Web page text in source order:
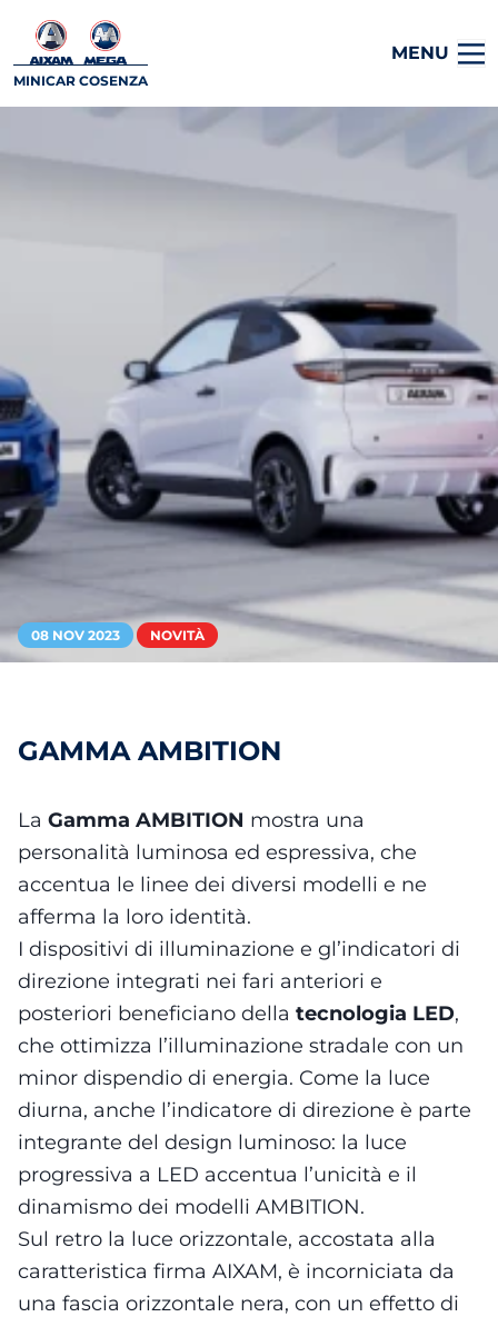
MINICAR COSENZA
MENU
08 NOV 2023 NOVITÀ
GAMMA AMBITION
La Gamma AMBITION mostra una
personalità luminosa ed espressiva, che
accentua le linee dei diversi modelli e ne
afferma la loro identità.
I dispositivi di illuminazione e gl’indicatori di
direzione integrati nei fari anteriori e
posteriori beneficiano della tecnologia LED,
che ottimizza l’illuminazione stradale con un
minor dispendio di energia. Come la luce
diurna, anche l’indicatore di direzione è parte
integrante del design luminoso: la luce
progressiva a LED accentua l’unicità e il
dinamismo dei modelli AMBITION.
Sul retro la luce orizzontale, accostata alla
caratteristica firma AIXAM, è incorniciata da
una fascia orizzontale nera, con un effetto di